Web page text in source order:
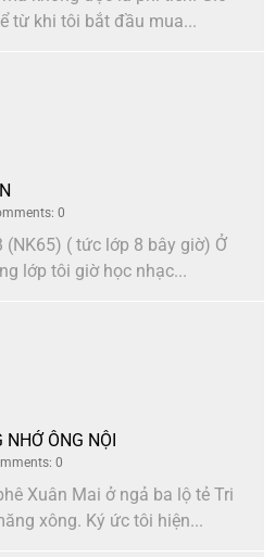
từ khi tôi bắt đầu mua...
0
(NK65) ( tức lớp 8 bây giờ) Ở
lớp tôi giờ học nhạc...
ÔNG NỘI
0
Xuân Mai ở ngả ba lộ tẻ Tri
xông. Ký ức tôi hiện...